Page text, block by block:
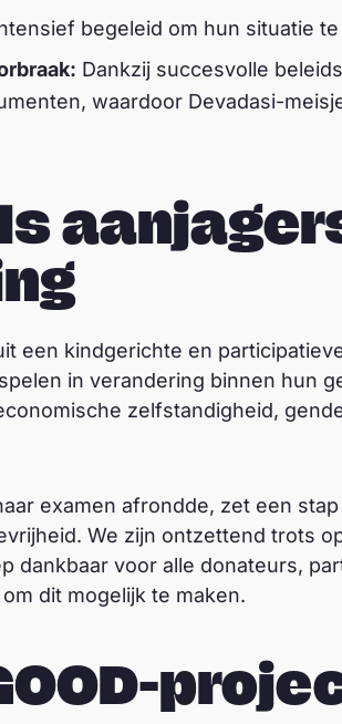
begeleid om hun situatie
Dankzij succesvolle
waardoor Devadasi-
een kindgerichte en
in verandering binnen hun
zelfstandigheid,
examen afrondde, zet een
We zijn ontzettend trots
dankbaar voor alle donateurs,
dit mogelijk te maken.